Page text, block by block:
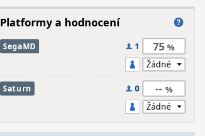
Platformy a hodnocení
SegaMD 1 75
Saturn 0 --